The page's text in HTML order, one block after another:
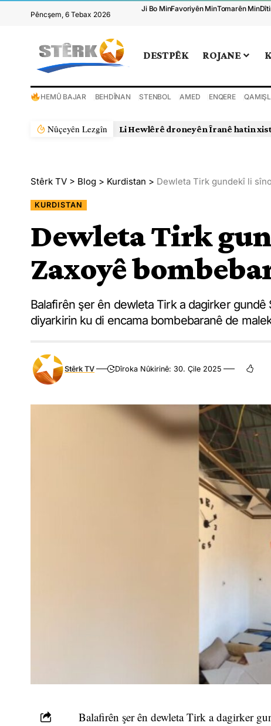
Pêncşem, 6 Tebax 2026
Ji Bo MinFavoriyên MinTomarên Min
DESTPÊK ROJANE
HEMÛ BAJAR BEHDÎNAN STENBOL AMED ENQERE
Nûçeyên Lezgîn Li Hewlêrê droneyên Îranê hatin
Stêrk TV > Blog > Kurdistan > Dewleta Tirk gundekî li
KURDISTAN
Dewleta Tirk
Zaxoyê
Balafirên şer ên dewleta Tirk a dagirker
diyarkirin ku di encama bombebaranê de
Stêrk TV Dîroka Nûkirinê: 30. Çile 2025
Balafirên şer ên dewleta Tirk a dagirker